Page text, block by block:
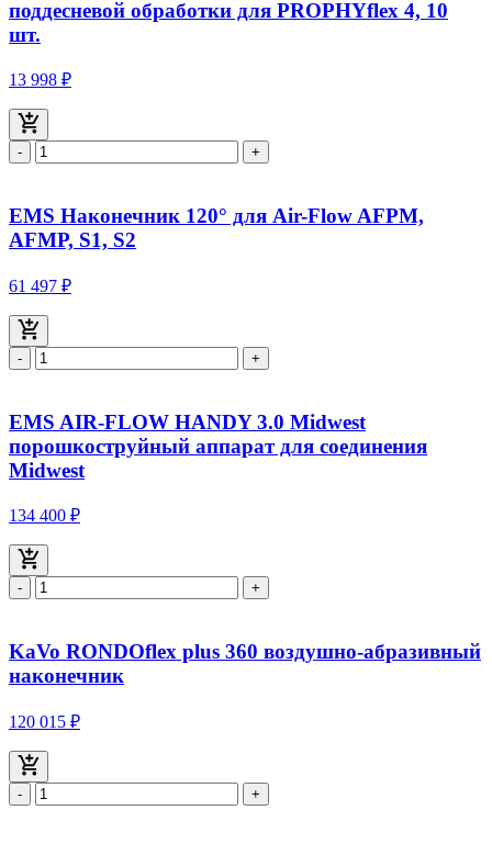
поддесневой обработки для PROPHYflex 4, 10
шт.
13 998 ₽
- +
EMS Наконечник 120° для Air-Flow AFPM,
AFMP, S1, S2
61 497 ₽
- +
EMS AIR-FLOW HANDY 3.0 Midwest
порошкоструйный аппарат для соединения
Midwest
134 400 ₽
- +
KaVo RONDOflex plus 360 воздушно-абразивный
наконечник
120 015 ₽
- +